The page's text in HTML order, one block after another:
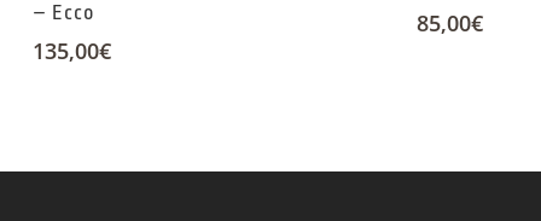
– Ecco
135,00€
85,00€